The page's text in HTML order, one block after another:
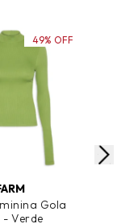
AO CARRINHO
Gola
Verde
49% OFF